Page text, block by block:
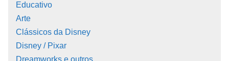
Educativo
Arte
Clássicos da Disney
Disney / Pixar